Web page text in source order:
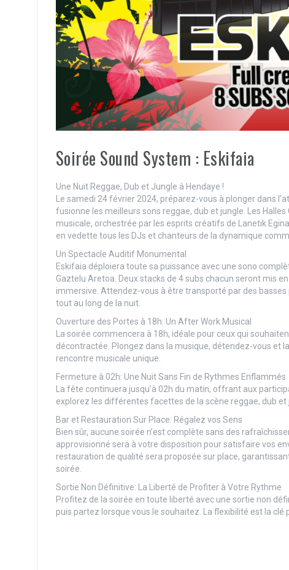
Soirée Sound System : Eskifaia
Une Nuit Reggae, Dub et Jungle à Hendaye !
Le samedi 24 février 2024, préparez-vous à plonger dans
fusionne les meilleurs sons reggae, dub et jungle. Les
musicale, orchestrée par les esprits créatifs de Lanetik
en vedette tous les DJs et chanteurs de la dynamique
Un Spectacle Auditif Monumental
Eskifaia déploiera toute sa puissance avec une sono
Gaztelu Aretoa. Deux stacks de 4 subs chacun seront mis
immersive. Attendez-vous à être transporté par des
tout au long de la nuit.
Ouverture des Portes à 18h: Un After Work Musical
La soirée commencera à 18h, idéale pour ceux qui
décontractée. Plongez dans la musique, détendez-vous et
rencontre musicale unique.
Fermeture à 02h: Une Nuit Sans Fin de Rythmes Enflammés
La fête continuera jusqu’à 02h du matin, offrant aux
explorez les différentes facettes de la scène reggae, dub et
Bar et Restauration Sur Place: Régalez vos Sens
Bien sûr, aucune soirée n’est complète sans des
approvisionné sera à votre disposition pour satisfaire vos
restauration de qualité sera proposée sur place,
soirée.
Sortie Non Définitive: La Liberté de Profiter à Votre Rythme
Profitez de la soirée en toute liberté avec une sortie non
puis partez lorsque vous le souhaitez. La flexibilité est la clé